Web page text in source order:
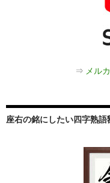
⇒ メル
座右の銘にしたい四字熟語